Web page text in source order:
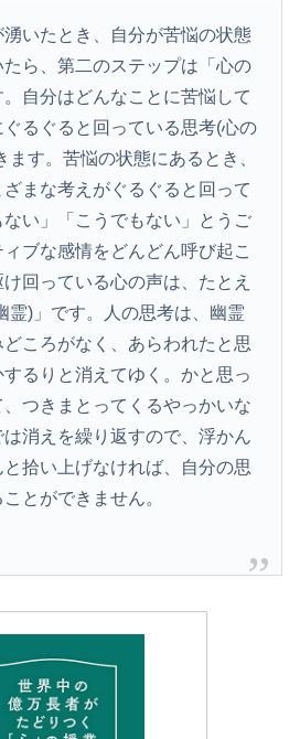
いたとき、自分が苦悩の状態
ら、第二のステップは「心の
自分はどんなことに苦悩して
るぐると回っている思考(心の
す。苦悩の状態にあるとき、
まな考えがぐるぐると回って
い」「こうでもない」とうご
ブな感情をどんどん呼び起こ
回っている心の声は、たとえ
霊)」です。人の思考は、幽霊
ころがなく、あらわれたと思
るりと消えてゆく。かと思っ
つきまとってくるやっかいな
消えを繰り返すので、浮かん
拾い上げなければ、自分の思
とができません。